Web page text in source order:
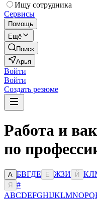
Ищу сотрудника
Сервисы
Помощь
Ещё
Поиск
Арья
Войти
Войти
Создать резюме
Работа и
по
А БВГДЕ Ё ЖЗИ Й КЛ
Я
#
ABCDEFGHIJKLMNOPQ